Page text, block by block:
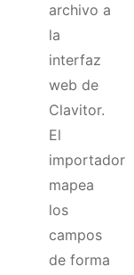
archivo a
la
interfaz
web de
Clavitor.
El
importador
mapea
los
campos
de forma